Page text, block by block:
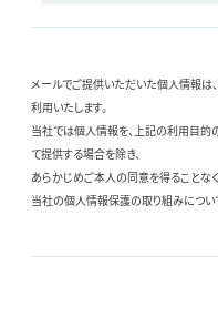
メールでご提供いただいた個人情報
利用いたします。
当社では個人情報を、上記の利用目
て提供する場合を除き、
あらかじめご本人の同意を得ることな
当社の個人情報保護の取り組みについ